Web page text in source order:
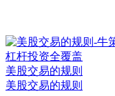
美股交易的规则
美股交易的规则